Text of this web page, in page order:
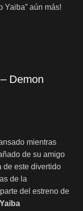
Yaiba” aún más!
Demon
mientras
de su amigo
de este divertido
de la
del estreno de